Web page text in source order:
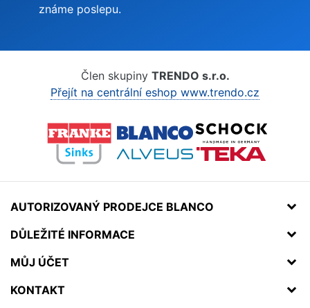
známe poslepu.
Člen skupiny TRENDO s.r.o.
Přejít na centrální eshop www.trendo.cz
AUTORIZOVANÝ PRODEJCE BLANCO
DŮLEŽITÉ INFORMACE
MŮJ ÚČET
KONTAKT